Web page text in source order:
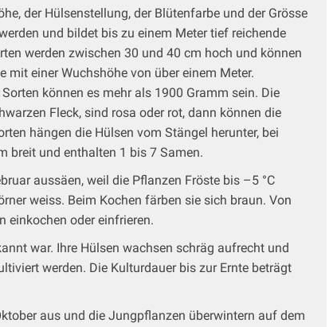
der Hülsenstellung, der Blütenfarbe und der Grösse
und bildet bis zu einem Meter tief reichende
werden zwischen 30 und 40 cm hoch und können
einer Wuchshöhe von über einem Meter.
können es mehr als 1900 Gramm sein. Die
Fleck, sind rosa oder rot, dann können die
hängen die Hülsen vom Stängel herunter, bei
breit und enthalten 1 bis 7 Samen.
aussäen, weil die Pflanzen Fröste bis –5 °C
weiss. Beim Kochen färben sie sich braun. Von
einkochen oder einfrieren.
war. Ihre Hülsen wachsen schräg aufrecht und
werden. Die Kulturdauer bis zur Ernte beträgt
aus und die Jungpflanzen überwintern auf dem